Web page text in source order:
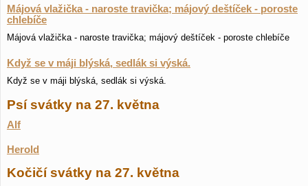
Májová vlažička - naroste travička; májový deštíček - poroste
chlebíče
Májová vlažička - naroste travička; májový deštíček - poroste chlebíče
Když se v máji blýská, sedlák si výská.
Když se v máji blýská, sedlák si výská.
Psí svátky na 27. května
Alf
Herold
Kočičí svátky na 27. května